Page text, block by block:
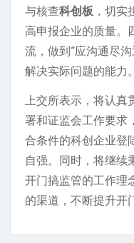
与核查科创板 ，切
高申报企业的质量。
流，做到“应沟通尽
解决实际问题的能力。
上交所表示，将认真
署和证监会工作要求
合条件的科创企业登
自强。同时，将继续
开门搞监管的工作理
的渠道，不断提升开